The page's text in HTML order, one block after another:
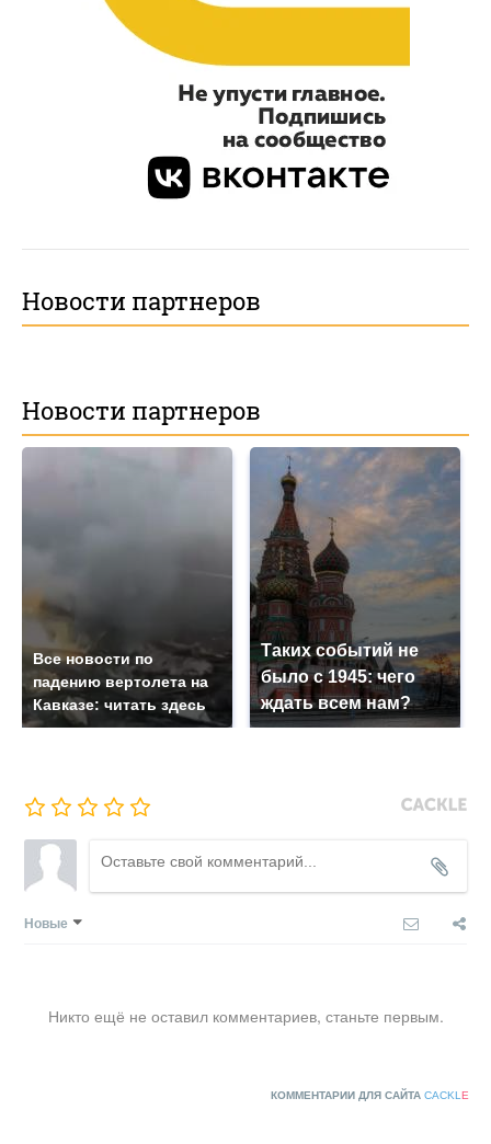
Новости партнеров
Новости партнеров
Все новости по
падению вертолета на
Кавказе: читать здесь
Таких событий не
было с 1945: чего
ждать всем нам?
Новые
Никто ещё не оставил комментариев, станьте первым.
КОММЕНТАРИИ ДЛЯ САЙТА CACKL E